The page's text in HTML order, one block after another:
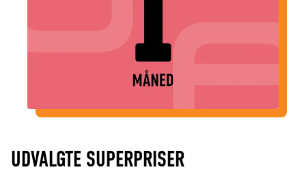
UDVALGTE SUPERPRISER